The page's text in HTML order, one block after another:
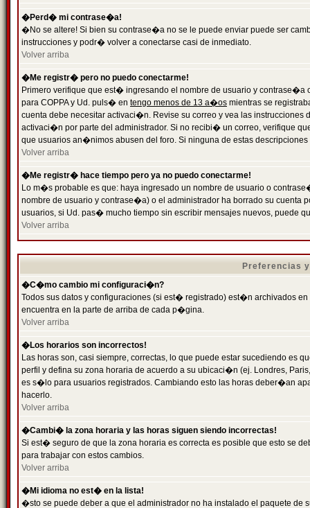
�Perd� mi contrase�a!
�No se altere! Si bien su contrase�a no se le puede enviar puede ser
instrucciones y podr� volver a conectarse casi de inmediato.
Volver arriba
�Me registr� pero no puedo conectarme!
Primero verifique que est� ingresando el nombre de usuario y
para COPPA y Ud. puls� en tengo menos de 13 a�os mientras se
cuenta debe necesitar activaci�n. Revise su correo y vea las
activaci�n por parte del administrador. Si no recibi� un correo, verifique
que usuarios an�nimos abusen del foro. Si ninguna de estas
Volver arriba
�Me registr� hace tiempo pero ya no puedo conectarme!
Lo m�s probable es que: haya ingresado un nombre de usuario o
nombre de usuario y contrase�a) o el administrador ha borrado su
usuarios, si Ud. pas� mucho tiempo sin escribir mensajes nuevos, puede
Volver arriba
Preferencias
�C�mo cambio mi configuraci�n?
Todos sus datos y configuraciones (si est� registrado) est�n archivados
encuentra en la parte de arriba de cada p�gina.
Volver arriba
�Los horarios son incorrectos!
Las horas son, casi siempre, correctas, lo que puede estar sucediendo es
perfil y defina su zona horaria de acuerdo a su ubicaci�n (ej. Londres,
es s�lo para usuarios registrados. Cambiando esto las horas deber�an
hacerlo.
Volver arriba
�Cambi� la zona horaria y las horas siguen siendo incorrectas!
Si est� seguro de que la zona horaria es correcta es posible que esto se
para trabajar con estos cambios.
Volver arriba
�Mi idioma no est� en la lista!
�sto se puede deber a que el administrador no ha instalado el paquete